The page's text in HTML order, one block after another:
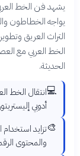
يشهد فن الخط
يواجه الخطاطون
التراث العريق
الخط العربي مع
الحديثة.
💻انتقال الخط
أدوبي
🎨تزايد استخدام
والمحتوى